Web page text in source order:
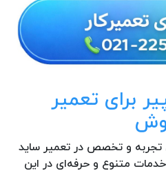
برای تعمیر
تجربه و تخصص در تعمیر ساید
متنوع و حرفه‌ای در این